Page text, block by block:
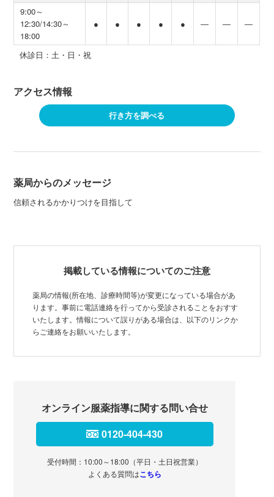
9:00～
12:30/14:30～
18:00
● ● ● ● ● ― ― ―
休診日：土・日・祝
アクセス情報
行き方を調べる
薬局からのメッセージ
信頼されるかかりつけを目指して
掲載している情報についてのご注意
薬局の情報(所在地、診療時間等)が変更になっている場合があ
ります。事前に電話連絡を行ってから受診されることをおすす
いたします。情報について誤りがある場合は、以下のリンクか
らご連絡をお願いいたします。
オンライン服薬指導に関する問い合せ
0120-404-430
受付時間：10:00～18:00（平日・土日祝営業）
よくある質問はこちら